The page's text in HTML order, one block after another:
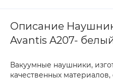
Описание
Avantis A207-
Вакуумные наушники,
качественных